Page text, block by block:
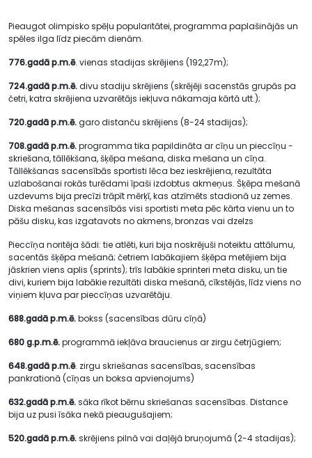
Pieaugot olimpisko spēļu popularitātei, programma paplašinājās un
spēles ilga līdz piecām dienām.
776.gadā p.m.ē. vienas stadijas skrējiens (192,27m);
724.gadā p.m.ē.divu stadiju skrējiens (skrējēji sacenstās grupās pa
četri, katra skrējiena uzvarētājs iekļuva nākamaja kārtā utt.);
720.gadā p.m.ē.garo distanču skrējiens (8-24 stadijas);
708.gadā p.m.ē.programma tika papildināta ar cīņu un pieccīņu -
skriešana, tāllēkšana, šķēpa mešana, diska mešana un cīņa.
Tāllēkšanas sacensībās sportisti lēca bez ieskrējiena, rezultāta
uzlabošanai rokās turēdami īpaši izdobtus akmeņus. Šķēpa mešanā
uzdevums bija precīzi trāpīt mērķī, kas atzīmēts stadionā uz zemes.
Diska mešanas sacensībās visi sportisti meta pēc kārta vienu un to
pāšu disku, kas izgatavots no akmens, bronzas vai dzelzs
Pieccīņa noritēja šādi: tie atlēti, kuri bija noskrējuši noteiktu attālumu,
sacentās šķēpa mešanā; četriem labākajiem šķēpa metējiem bija
jāskrien viens aplis (sprints); trīs labākie sprinteri meta disku, un tie
divi, kuriem bija labākie rezultāti diska mešanā, cīkstējās, līdz viens no
viņiem kļuva par pieccīņas uzvarētāju.
688.gadā p.m.ē.bokss (sacensības dūru cīņā)
680 g.p.m.ē.programmā iekļāva braucienus ar zirgu četrjūgiem;
648.gadā p.m.ē. zirgu skriešanas sacensības, sacensības
pankrationā (cīņas un boksa apvienojums)
632.gadā p.m.ē.sāka rīkot bērnu skriešanas sacensības. Distance
bija uz pusi īsāka nekā pieaugušajiem;
520.gadā p.m.ē.skrējiens pilnā vai daļējā bruņojumā (2-4 stadijas);